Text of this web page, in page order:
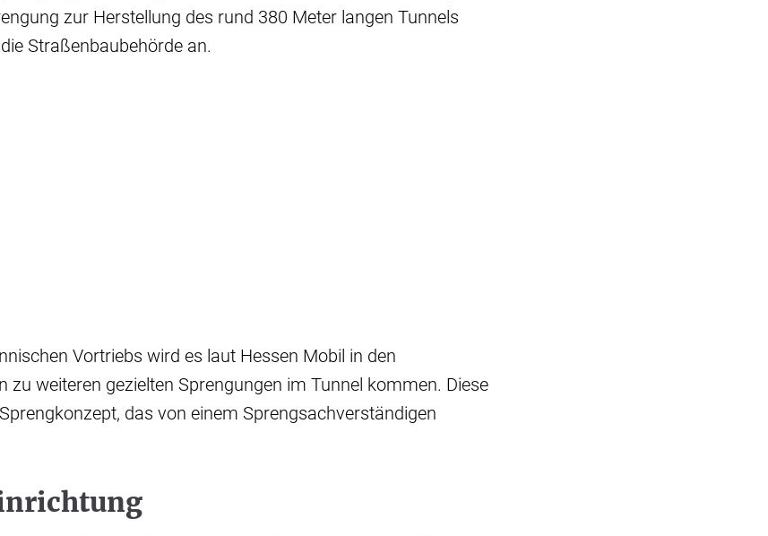
zur Herstellung des rund 380 Meter langen Tunnels
Straßenbaubehörde an.
Vortriebs wird es laut Hessen Mobil in den
zu weiteren gezielten Sprengungen im Tunnel kommen. Diese
das von einem Sprengsachverständigen